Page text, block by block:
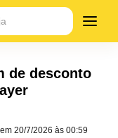
de desconto
em20/7/2026 às 00:59